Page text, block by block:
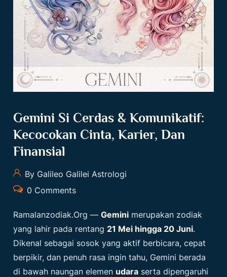
Gemini Si Cerdas & Komunikatif:
Kecocokan Cinta, Karier, Dan
Finansial
By Galileo Galilei Astrologi
0 Comments
Ramalanzodiak.org —Gemini merupakan zodiak
yang lahir pada rentang21 Mei hingga 20 Juni.
Dikenal sebagai sosok yang aktif berbicara, cepat
berpikir, dan penuh rasa ingin tahu, Gemini berada
di bawah naungan elemen udara serta dipengaruhi